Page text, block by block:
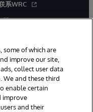
系WRC
some of which are
improve our site,
collect user data
and these third
enable certain
improve
and their